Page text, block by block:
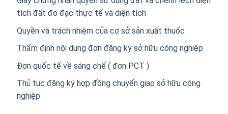
tích đất đo đạc thực tế và diện tích
Quyền và trách nhiệm của cơ sở sản xuất thuốc
Thẩm định nội dung đơn đăng ký sở hữu công nghiệp
Đơn quốc tế về sáng chế ( đơn PCT )
Thủ tục đăng ký hợp đồng chuyển giao sở hữu công
nghiệp